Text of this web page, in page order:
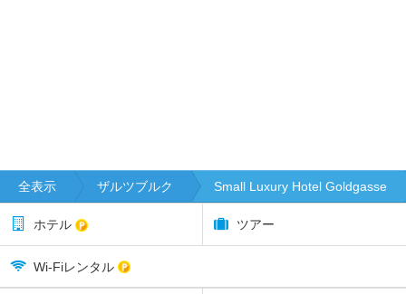
全表示 ザルツブルク Small Luxury Hotel Goldgasse
ホテル ツアー
Wi-Fiレンタル